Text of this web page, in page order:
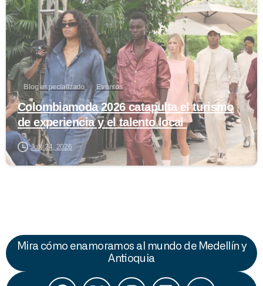
Blog especializado Eventos
Colombiamoda 2026 catapulta el turismo
de experiencia y el talento local
July 24, 2026
Mira cómo enamoramos al mundo de Medellín y
Antioquia